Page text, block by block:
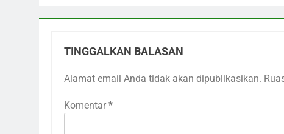
TINGGALKAN BALASAN
Alamat email Anda tidak akan dipublikasikan.
Komentar *